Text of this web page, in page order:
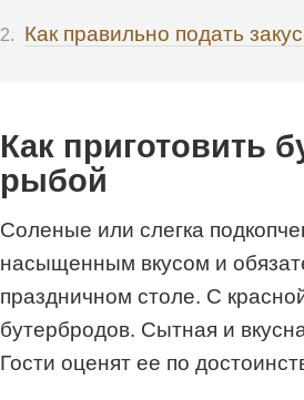
Как правильно подать
Как приготовить
рыбой
Соленые или слегка
насыщенным вкусом и
праздничном столе. С
бутербродов. Сытная и
Гости оценят ее по